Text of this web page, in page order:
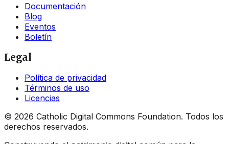
Documentación
Blog
Eventos
Boletín
Legal
Política de privacidad
Términos de uso
Licencias
© 2026 Catholic Digital Commons Foundation. Todos los
derechos reservados.